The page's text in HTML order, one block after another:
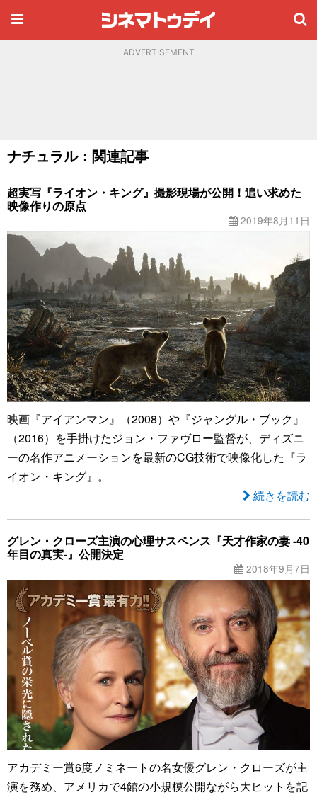
ADVERTISEMENT
ナチュラル：関連記事
超実写『ライオン・キング』撮影現場が公開！追い求めた
映像作りの原点
2019年8月11日
映画『アイアンマン』（2008）や『ジャングル・ブック』
（2016）を手掛けたジョン・ファヴロー監督が、ディズニ
ーの名作アニメーションを最新のCG技術で映像化した『ラ
イオン・キング』。
続きを読む
グレン・クローズ主演の心理サスペンス『天才作家の妻 -40
年目の真実-』公開決定
2018年9月7日
アカデミー賞6度ノミネートの名女優グレン・クローズが主
演を務め、アメリカで4館の小規模公開ながら大ヒットを記